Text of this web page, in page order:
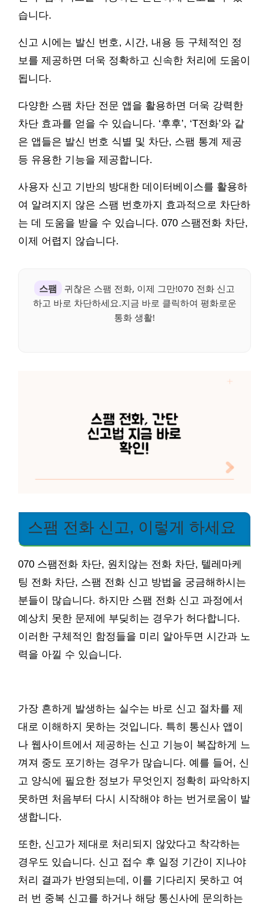
습니다.
신고 시에는 발신 번호, 시간, 내용 등 구체적인 정
보를 제공하면 더욱 정확하고 신속한 처리에 도움이
됩니다.
다양한 스팸 차단 전문 앱을 활용하면 더욱 강력한
차단 효과를 얻을 수 있습니다. ‘후후’, ‘T전화’와 같
은 앱들은 발신 번호 식별 및 차단, 스팸 통계 제공
등 유용한 기능을 제공합니다.
사용자 신고 기반의 방대한 데이터베이스를 활용하
여 알려지지 않은 스팸 번호까지 효과적으로 차단하
는 데 도움을 받을 수 있습니다. 070 스팸전화 차단,
이제 어렵지 않습니다.
스팸
귀찮은 스팸 전화, 이제 그만!070 전화 신고
하고 바로 차단하세요.지금 바로 클릭하여 평화로운
통화 생활!
스팸 전화 신고, 이렇게 하세요
070 스팸전화 차단, 원치않는 전화 차단, 텔레마케
팅 전화 차단, 스팸 전화 신고 방법을 궁금해하시는
분들이 많습니다. 하지만 스팸 전화 신고 과정에서
예상치 못한 문제에 부딪히는 경우가 허다합니다.
이러한 구체적인 함정들을 미리 알아두면 시간과 노
력을 아낄 수 있습니다.
가장 흔하게 발생하는 실수는 바로 신고 절차를 제
대로 이해하지 못하는 것입니다. 특히 통신사 앱이
나 웹사이트에서 제공하는 신고 기능이 복잡하게 느
껴져 중도 포기하는 경우가 많습니다. 예를 들어, 신
고 양식에 필요한 정보가 무엇인지 정확히 파악하지
못하면 처음부터 다시 시작해야 하는 번거로움이 발
생합니다.
또한, 신고가 제대로 처리되지 않았다고 착각하는
경우도 있습니다. 신고 접수 후 일정 기간이 지나야
처리 결과가 반영되는데, 이를 기다리지 못하고 여
러 번 중복 신고를 하거나 해당 통신사에 문의하는